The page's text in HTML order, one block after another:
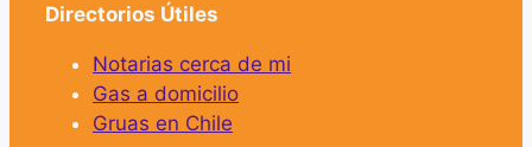
Directorios Útiles
Notarias cerca de mi
Gas a domicilio
Gruas en Chile